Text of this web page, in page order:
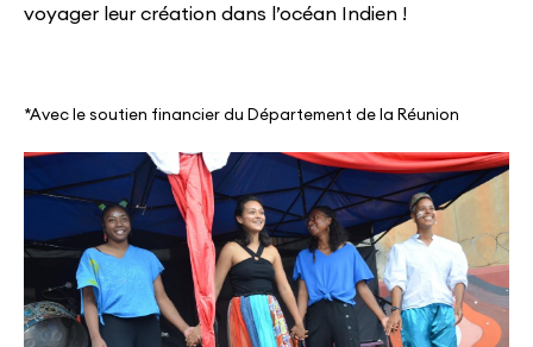
voyager leur création dans l’océan Indien !
*Avec le soutien financier du Département de la Réunion